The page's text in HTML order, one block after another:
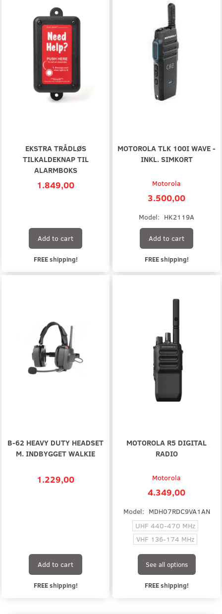
EKSTRA TRÅDLØS
TILKALDEKNAP TIL
ALARMBOKS
1.849,00
Add to cart
FREE shipping!
MOTOROLA TLK 100I WAVE -
INKL. SIMKORT
Motorola
3.500,00
Model: HK2119A
Add to cart
FREE shipping!
B-62 HEAVY DUTY HEADSET
M. INDBYGGET WALKIE
1.229,00
Add to cart
FREE shipping!
MOTOROLA R5 DIGITAL
RADIO
Motorola
4.349,00
Model: MDH07RDC9VA1AN
UHF 440-470 MHz
VHF 136-174 MHz
See all options
FREE shipping!